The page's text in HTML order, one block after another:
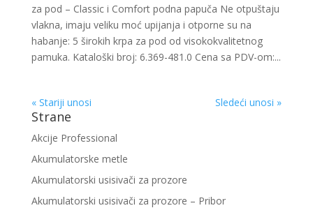
za pod – Classic i Comfort podna papuča Ne otpuštaju
vlakna, imaju veliku moć upijanja i otporne su na
habanje: 5 širokih krpa za pod od visokokvalitetnog
pamuka. Kataloški broj: 6.369-481.0 Cena sa PDV-om:...
« Stariji unosi Sledeći unosi »
Strane
Akcije Professional
Akumulatorske metle
Akumulatorski usisivači za prozore
Akumulatorski usisivači za prozore – Pribor